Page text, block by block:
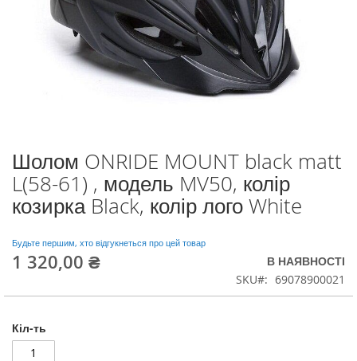
Перейти
до
початку
галереї
зображень
Шолом ONRIDE MOUNT black matt
L(58-61) , модель MV50, колір
козирка Black, колір лого White
Будьте першим, хто відгукнеться про цей товар
1 320,00 ₴
В НАЯВНОСТІ
SKU
69078900021
Кіл-ть